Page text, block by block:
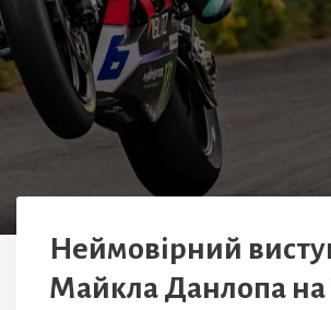
Неймовірний
Майкла Данлопа на